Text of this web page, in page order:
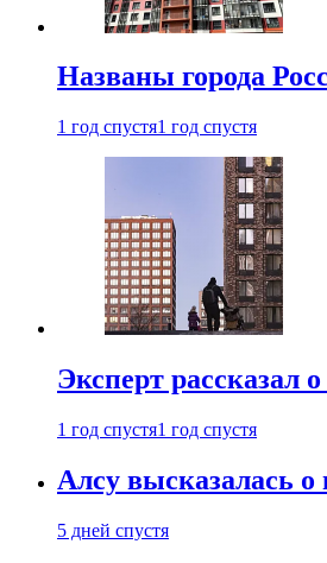
Названы города
1 год спустя1 год спустя
Эксперт рассказал
1 год спустя1 год спустя
Алсу высказалась
5 дней спустя